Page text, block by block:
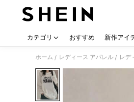
カテゴリ おすすめ 新作アイ
ホーム / レディース アパレル / レデ